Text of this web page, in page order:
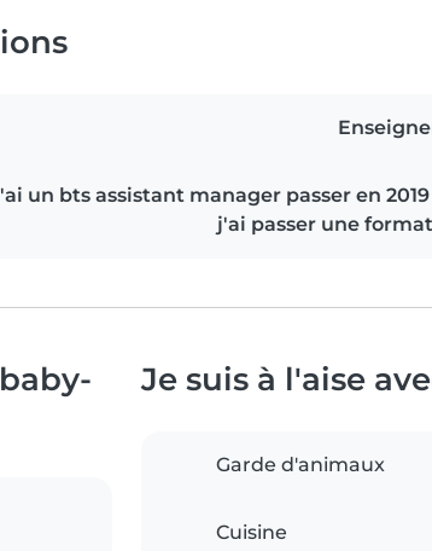
un bts assistant manager passer en
j'ai passer une
Je suis à l'aise
Garde d'animaux
Cuisine